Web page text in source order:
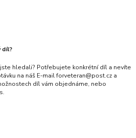
díl?
hledali? Potřebujete konkrétní díl a nevíte
na náš E-mail forveteran@post.cz a
díl vám objednáme, nebo